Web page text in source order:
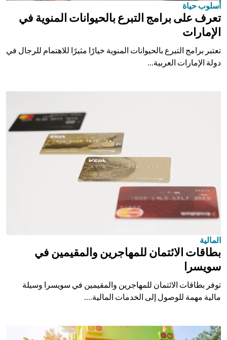
أسلوب حياة
تعرف على برامج التبرع بالحيوانات المنوية في
الإمارات
تعتبر برامج التبرع بالحيوانات المنوية خيارًا مثيرًا للاهتمام للرجال في
دولة الإمارات العربية...
المالية
بطاقات الائتمان للمهاجرين والمقيمين في
سويسرا
توفر بطاقات الائتمان للمهاجرين والمقيمين في سويسرا وسيلة
مالية مهمة للوصول إلى الخدمات المالية....